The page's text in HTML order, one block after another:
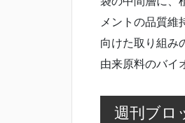
メントの品質維
向けた取り組み
由来原料のバイ
週刊ブロ